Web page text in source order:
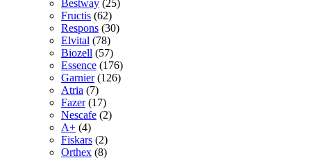
Bestway (25)
Fructis (62)
Respons (30)
Elvital (78)
Biozell (57)
Essence (176)
Garnier (126)
Atria (7)
Fazer (17)
Nescafe (2)
A+ (4)
Fiskars (2)
Orthex (8)